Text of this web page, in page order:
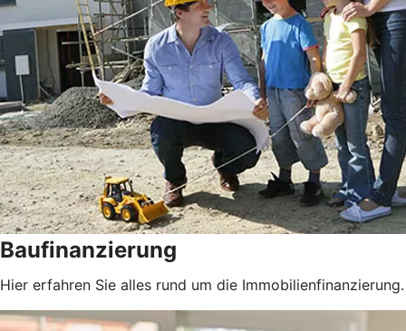
Baufinanzierung
Hier erfahren Sie alles rund um die Immobilienfinanzierung.